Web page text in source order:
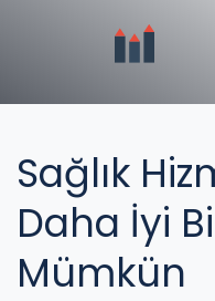
Sağlık
Daha İyi
Mümkün